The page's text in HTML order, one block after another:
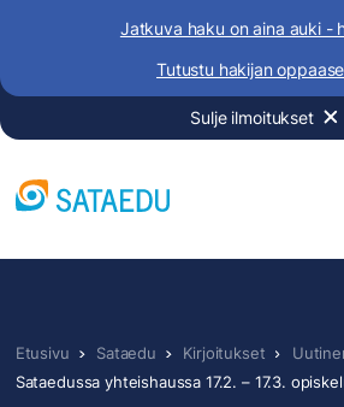
Jatkuva haku on aina auki -
Tutustu hakijan
Sulje ilmoitukset
Etusivu Sataedu Kirjoitukset
Sataedussa yhteishaussa 17.2. – 17.3.